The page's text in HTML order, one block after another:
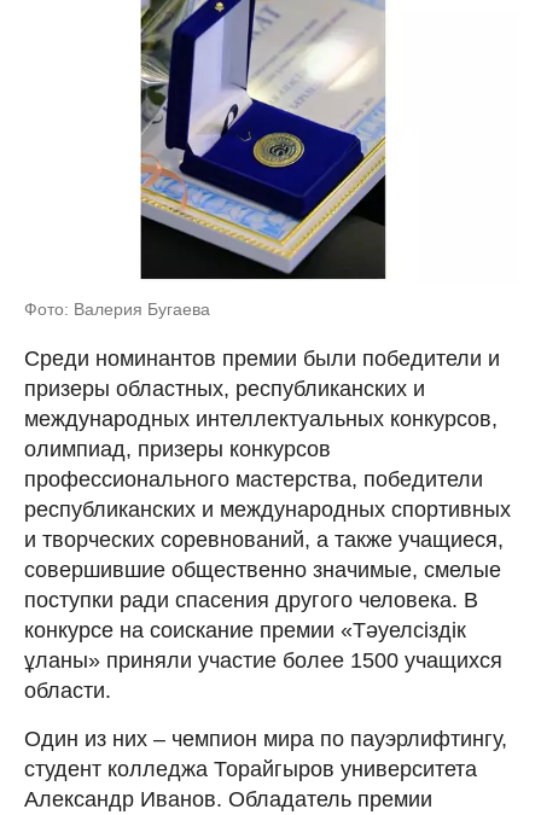
Фото: Валерия Бугаева
Среди номинантов премии были победители и
призеры областных, республиканских и
международных интеллектуальных конкурсов,
олимпиад, призеры конкурсов
профессионального мастерства, победители
республиканских и международных спортивных
и творческих соревнований, а также учащиеся,
совершившие общественно значимые, смелые
поступки ради спасения другого человека. В
конкурсе на соискание премии «Тәуелсіздік
ұланы» приняли участие более 1500 учащихся
области.
Один из них – чемпион мира по пауэрлифтингу,
студент колледжа Торайгыров университета
Александр Иванов. Обладатель премии